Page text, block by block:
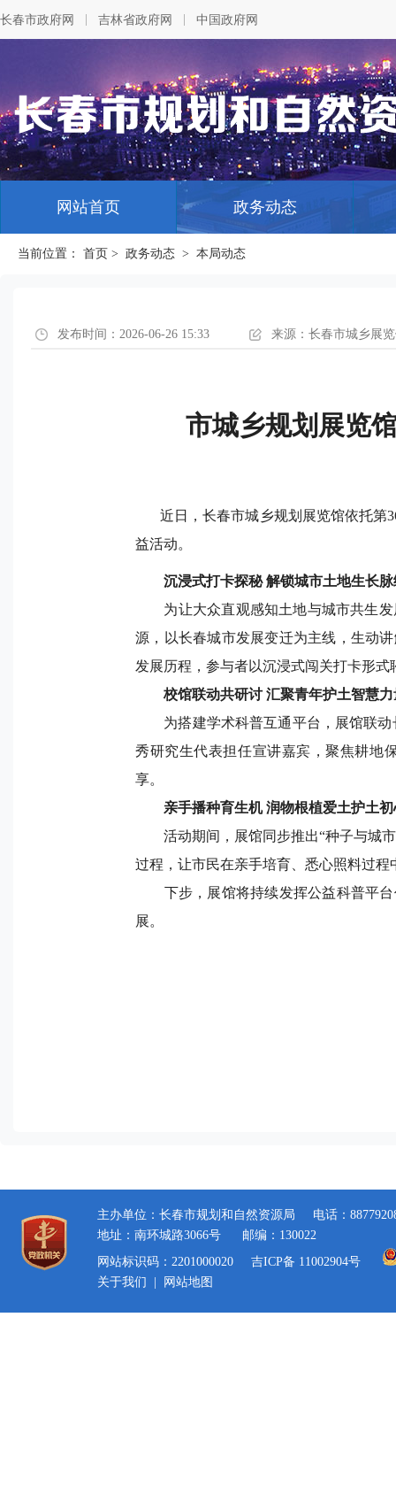
长春市政府网 吉林省政府网 中国政府网
网站首页 政务动态
当前位置： 首页 > 政务动态 > 本局动态
发布时间：2026-06-26 15:33 来源：长春市城乡展
市城乡规划展览
近日，长春市城乡规划展览馆依托第
益活动。
沉浸式打卡探秘解锁城市土地生长脉
为让大众直观感知土地与城市共生
源，以长春城市发展变迁为主线，生动
发展历程，参与者以沉浸式闯关打卡形式
校馆联动共研讨汇聚青年护土智慧力
为搭建学术科普互通平台，展馆联
秀研究生代表担任宣讲嘉宾，聚焦耕地
享。
亲手播种育生机润物根植爱土护土初
活动期间，展馆同步推出“种子与城
过程，让市民在亲手培育、悉心照料过
下步，展馆将持续发挥公益科普平
展。
主办单位：长春市规划和自然资源局
电话：
地址：南环城路3066号
邮编：130022
网站标识码：2201000020
吉ICP备 11002904号
关于我们
网站地图